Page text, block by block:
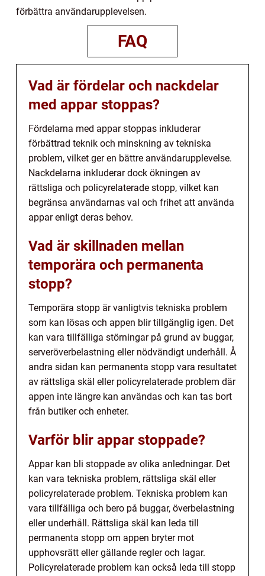
förbättra användarupplevelsen.
FAQ
Vad är fördelar och nackdelar
med appar stoppas?
Fördelarna med appar stoppas inkluderar
förbättrad teknik och minskning av tekniska
problem, vilket ger en bättre användarupplevelse.
Nackdelarna inkluderar dock ökningen av
rättsliga och policyrelaterade stopp, vilket kan
begränsa användarnas val och frihet att använda
appar enligt deras behov.
Vad är skillnaden mellan
temporära och permanenta
stopp?
Temporära stopp är vanligtvis tekniska problem
som kan lösas och appen blir tillgänglig igen. Det
kan vara tillfälliga störningar på grund av buggar,
serveröverbelastning eller nödvändigt underhåll. Å
andra sidan kan permanenta stopp vara resultatet
av rättsliga skäl eller policyrelaterade problem där
appen inte längre kan användas och kan tas bort
från butiker och enheter.
Varför blir appar stoppade?
Appar kan bli stoppade av olika anledningar. Det
kan vara tekniska problem, rättsliga skäl eller
policyrelaterade problem. Tekniska problem kan
vara tillfälliga och bero på buggar, överbelastning
eller underhåll. Rättsliga skäl kan leda till
permanenta stopp om appen bryter mot
upphovsrätt eller gällande regler och lagar.
Policyrelaterade problem kan också leda till stopp